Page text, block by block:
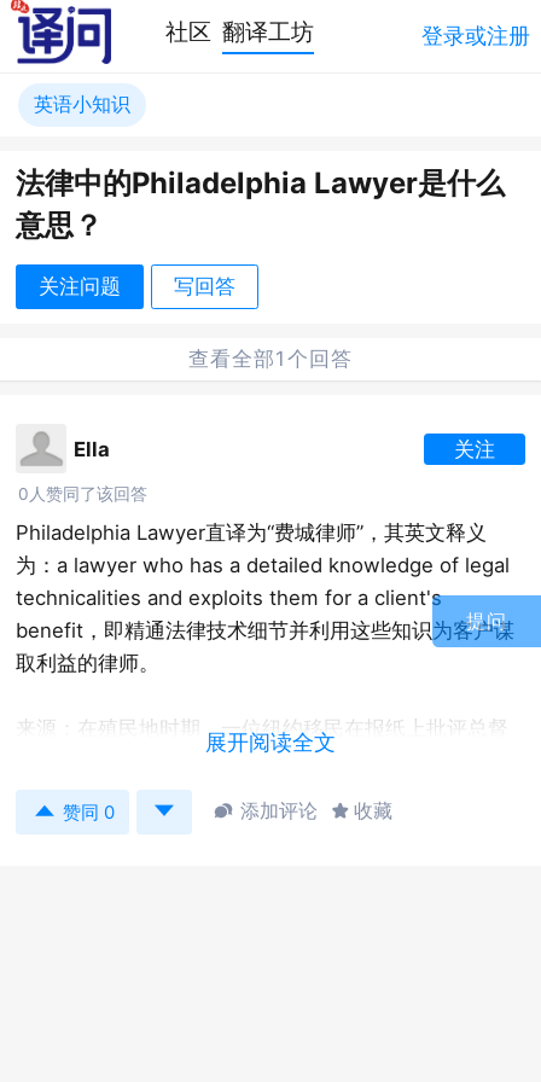
提问
社区 翻译工坊 登录或注册
英语小知识
法律中的Philadelphia Lawyer是什么
意思？
关注问题 写回答
查看全部1个回答
Ella 关注
0人赞同了该回答
Philadelphia Lawyer直译为“费城律师”，其英文释义
为：a lawyer who has a detailed knowledge of legal
technicalities and exploits them for a client's
benefit，即精通法律技术细节并利用这些知识为客户谋
取利益的律师。
来源：在殖民地时期，一位纽约移民在报纸上批评总督
横征暴敛，之后该移民被逮捕并被控诽谤。费城的一位
律师为其做抗辩，最终该移民无罪释放。后来人们就用
Philadelphia Lawyer来代表那些心怀正义，为人民谋取
展开阅读全文
 赞同 0   添加评论  收藏